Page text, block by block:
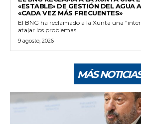
«ESTABLE» DE GESTIÓN DEL AGUA
«CADA VEZ MÁS FRECUENTES»
El BNG ha reclamado a la Xunta una
atajar los problemas...
9 agosto, 2026
MÁS